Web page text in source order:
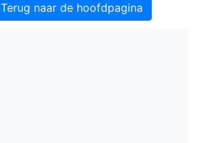
Terug naar de hoofdpagina